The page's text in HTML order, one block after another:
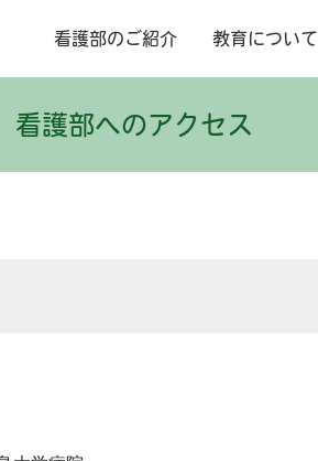
看護部のご紹介 教育について
看護部へのアクセス